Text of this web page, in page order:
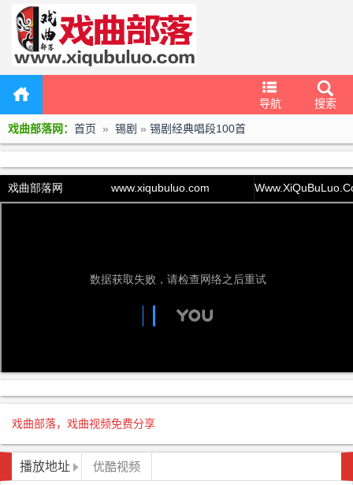
导航
搜索
戏曲部落网： 首页 » 锡剧 » 锡剧经典唱段100首
戏曲部落，戏曲视频免费分享
播放地址 优酷视频